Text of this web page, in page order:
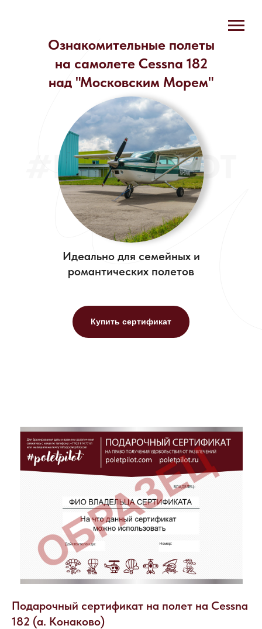
#POLETPILOT
Ознакомительные полеты
на самолете Cessna 182
над "Московским Морем"
Идеально для семейных и
романтических полетов
Купить сертификат
Подарочный сертификат на полет на Cessna
182 (а. Конаково)